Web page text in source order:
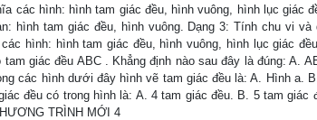
các hình: hình tam giác đều, hình vuông, hình lục giác
hình tam giác đều, hình vuông. Dạng 3: Tính chu vi và
hình: hình tam giác đều, hình vuông, hình lục giác
giác đều ABC . Khẳng định nào sau đây là đúng: A.
các hình dưới đây hình vẽ tam giác đều là: A. Hình a.
đều có trong hình là: A. 4 tam giác đều. B. 5 tam giác
TRÌNH MỚI 4